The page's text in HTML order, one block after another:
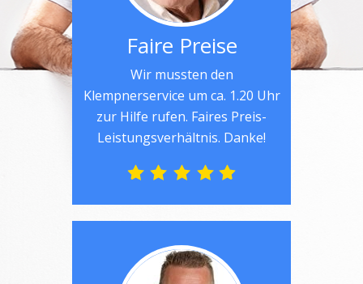
Faire Preise
Wir mussten den
Klempnerservice um ca. 1.20 Uhr
zur Hilfe rufen. Faires Preis-
Leistungsverhältnis. Danke!